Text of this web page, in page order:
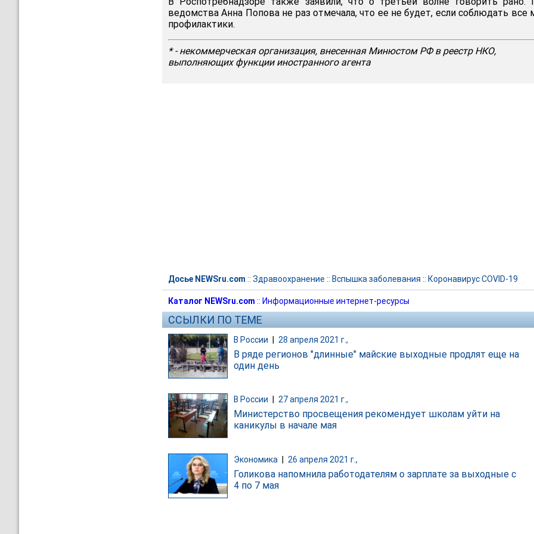
ведомства Анна Попова не раз отмечала, что ее не будет, если соблюдать все
профилактики.
* - некоммерческая организация, внесенная Минюстом РФ в реестр НКО,
выполняющих функции иностранного агента
Досье NEWSru.com :: Здравоохранение :: Вспышка заболевания :: Коронавирус COVID-19
Каталог NEWSru.com :: Информационные интернет-ресурсы
ССЫЛКИ ПО ТЕМЕ
В России 28 апреля 2021 г.,
В ряде регионов "длинные" майские выходные продлят еще на
один день
В России 27 апреля 2021 г.,
Министерство просвещения рекомендует школам уйти на
каникулы в начале мая
Экономика | 26 апреля 2021 г.,
Голикова напомнила работодателям о зарплате за выходные с
4 по 7 мая